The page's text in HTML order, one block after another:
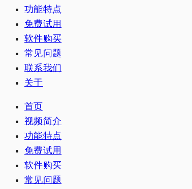
功能特点
免费试用
软件购买
常见问题
联系我们
关于
首页
视频简介
功能特点
免费试用
软件购买
常见问题